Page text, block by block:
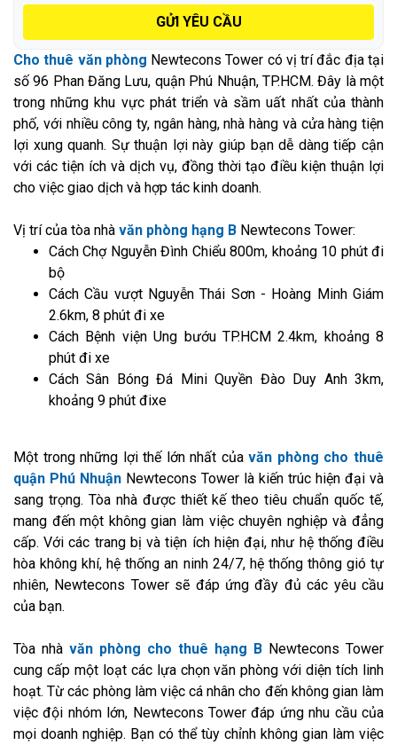
GỬI YÊU CẦU
Cho thuê văn phòng Newtecons Tower có vị trí đắc địa tại
số 96 Phan Đăng Lưu, quận Phú Nhuận, TP.HCM. Đây là một
trong những khu vực phát triển và sầm uất nhất của thành
phố, với nhiều công ty, ngân hàng, nhà hàng và cửa hàng tiện
lợi xung quanh. Sự thuận lợi này giúp bạn dễ dàng tiếp cận
với các tiện ích và dịch vụ, đồng thời tạo điều kiện thuận lợi
cho việc giao dịch và hợp tác kinh doanh.
Vị trí của tòa nhà văn phòng hạng B Newtecons Tower:
Cách Chợ Nguyễn Đình Chiểu 800m, khoảng 10 phút đi
bộ
Cách Cầu vượt Nguyễn Thái Sơn - Hoàng Minh Giám
2.6km, 8 phút đi xe
Cách Bệnh viện Ung bướu TP.HCM 2.4km, khoảng 8
phút đi xe
Cách Sân Bóng Đá Mini Quyền Đào Duy Anh 3km,
khoảng 9 phút đixe
Một trong những lợi thế lớn nhất củavăn phòng cho thuê
quận Phú Nhuận Newtecons Tower là kiến trúc hiện đại và
sang trọng. Tòa nhà được thiết kế theo tiêu chuẩn quốc tế,
mang đến một không gian làm việc chuyên nghiệp và đẳng
cấp. Với các trang bị và tiện ích hiện đại, như hệ thống điều
hòa không khí, hệ thống an ninh 24/7, hệ thống thông gió tự
nhiên, Newtecons Tower sẽ đáp ứng đầy đủ các yêu cầu
của bạn.
Tòa nhà văn phòng cho thuê hạng B Newtecons Tower
cung cấp một loạt các lựa chọn văn phòng với diện tích linh
hoạt. Từ các phòng làm việc cá nhân cho đến không gian làm
việc đội nhóm lớn, Newtecons Tower đáp ứng nhu cầu của
mọi doanh nghiệp. Bạn có thể tùy chỉnh không gian làm việc